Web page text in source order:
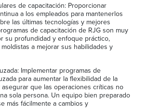
de capacitación: Proporcionar
a los empleados para mantenerlos
las últimas tecnologías y mejores
de capacitación de RJG son muy
su profundidad y enfoque práctico,
a mejorar sus habilidades y
Implementar programas de
para aumentar la flexibilidad de la
que las operaciones críticas no
sola persona. Un equipo bien preparado
más fácilmente a cambios y